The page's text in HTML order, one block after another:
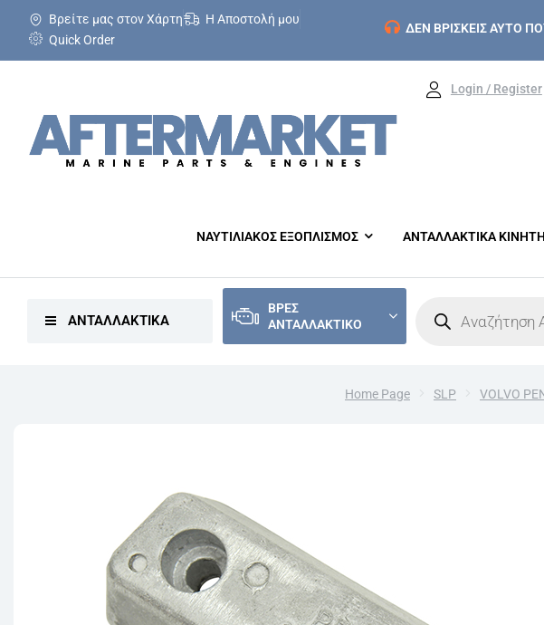
Βρείτε μας στον Χάρτη
Η Αποστολή μου
Quick Order
ΔΕΝ ΒΡΙΣΚΕΙΣ ΑΥΤΟ
ΝΑΥΤΙΛΙΑΚΟΣ ΕΞΟΠΛΙΣΜΟΣ ΑΝΤΑΛΛΑΚΤΙΚΑ
Login / Register
ΑΝΤΑΛΛΑΚΤΙΚΑ
ΒΡΕΣ
ΑΝΤΑΛΛΑΚΤΙΚΟ
Home Page SLP VOLVO